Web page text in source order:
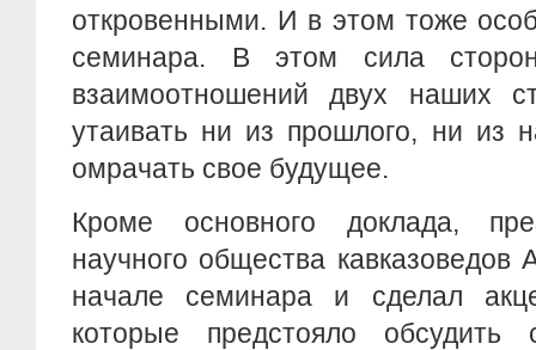
откровенными. И в этом тоже
семинара. В этом сила
взаимоотношений двух наших
утаивать ни из прошлого, ни из
омрачать свое будущее.
Кроме основного доклада,
научного общества
начале семинара и сделал
которые предстояло обсудить